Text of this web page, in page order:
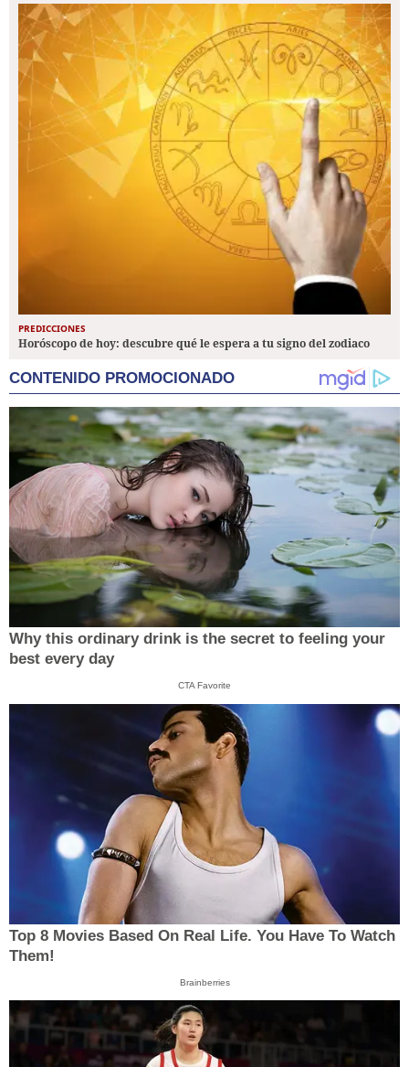
PREDICCIONES
Horóscopo de hoy: descubre qué le espera a tu signo del zodiaco
CONTENIDO PROMOCIONADO
Why this ordinary drink is the secret to feeling your
best every day
CTA Favorite
Top 8 Movies Based On Real Life. You Have To Watch
Them!
Brainberries